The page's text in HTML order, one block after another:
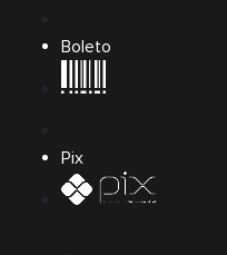
Boleto
Pix